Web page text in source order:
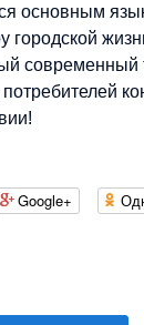
основным
современный
Google+